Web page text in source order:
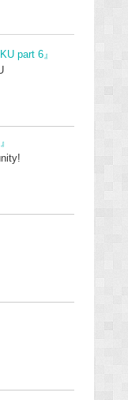
part 6』